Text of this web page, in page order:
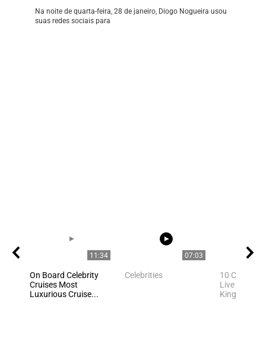
Na noite de quarta-feira, 28 de janeiro, Diogo Nogueira usou
suas redes sociais para
11:34
On Board Celebrity
Cruises Most
Luxurious Cruise...
07:03
Celebrities
10
Live In
Kingdom